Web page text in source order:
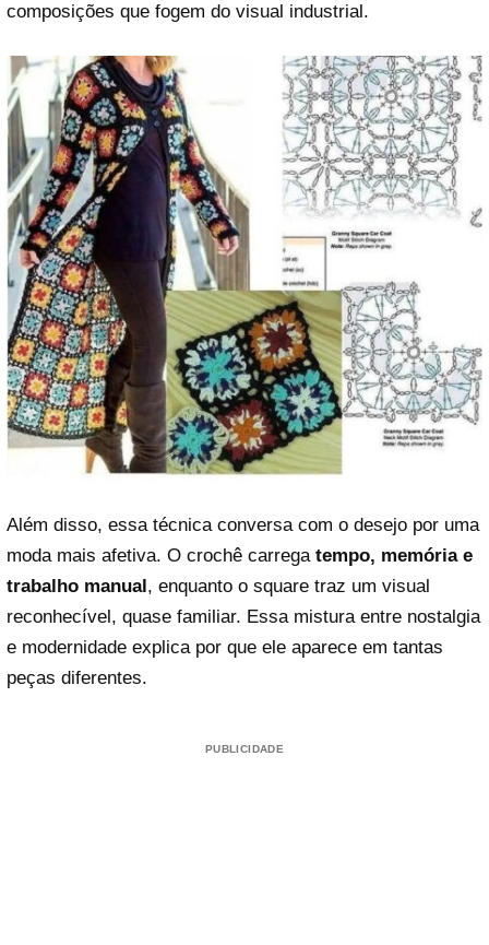
composições que fogem do visual industrial.
Além disso, essa técnica conversa com o desejo por uma
moda mais afetiva. O crochê carrega tempo, memória e
trabalho manual , enquanto o square traz um visual
reconhecível, quase familiar. Essa mistura entre nostalgia
e modernidade explica por que ele aparece em tantas
peças diferentes.
PUBLICIDADE